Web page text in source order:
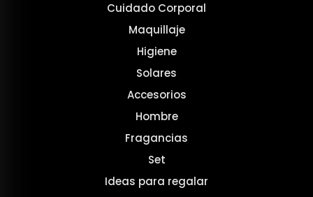
Cuidado Corporal
Maquillaje
Higiene
Solares
Accesorios
Hombre
Fragancias
Set
Ideas para regalar